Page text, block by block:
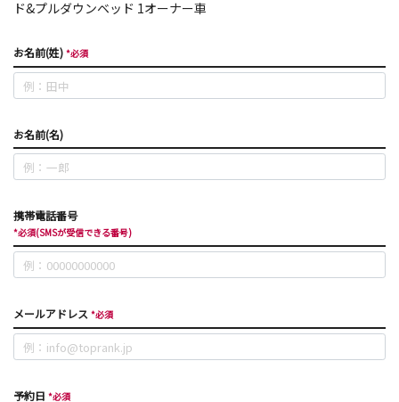
ド&プルダウンベッド 1オーナー車
お名前(姓) *必須
お名前(名)
携帯電話番号
*必須(SMSが受信できる番号)
メールアドレス *必須
予約日 *必須